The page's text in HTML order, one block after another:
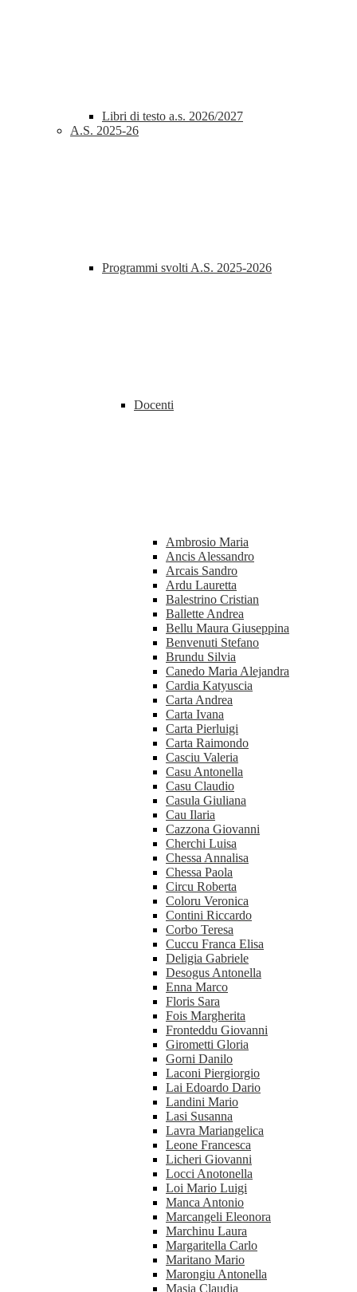
Libri di testo a.s. 2026/2027
A.S. 2025-26
Programmi svolti A.S. 2025-2026
Docenti
Ambrosio Maria
Ancis Alessandro
Arcais Sandro
Ardu Lauretta
Balestrino Cristian
Ballette Andrea
Bellu Maura Giuseppina
Benvenuti Stefano
Brundu Silvia
Canedo Maria Alejandra
Cardia Katyuscia
Carta Andrea
Carta Ivana
Carta Pierluigi
Carta Raimondo
Casciu Valeria
Casu Antonella
Casu Claudio
Casula Giuliana
Cau Ilaria
Cazzona Giovanni
Cherchi Luisa
Chessa Annalisa
Chessa Paola
Circu Roberta
Coloru Veronica
Contini Riccardo
Corbo Teresa
Cuccu Franca Elisa
Deligia Gabriele
Desogus Antonella
Enna Marco
Floris Sara
Fois Margherita
Fronteddu Giovanni
Girometti Gloria
Gorni Danilo
Laconi Piergiorgio
Lai Edoardo Dario
Landini Mario
Lasi Susanna
Lavra Mariangelica
Leone Francesca
Licheri Giovanni
Locci Anotonella
Loi Mario Luigi
Manca Antonio
Marcangeli Eleonora
Marchinu Laura
Margaritella Carlo
Maritano Mario
Marongiu Antonella
Masia Claudia